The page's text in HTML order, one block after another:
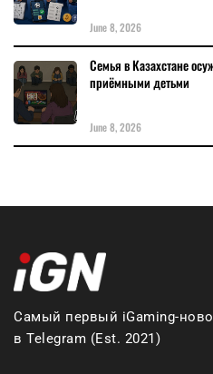
June 8, 2026
Семья в Казахстане
приёмными детьми
June 8, 2026
Самый первый iGaming-
в Telegram (Est. 2021)